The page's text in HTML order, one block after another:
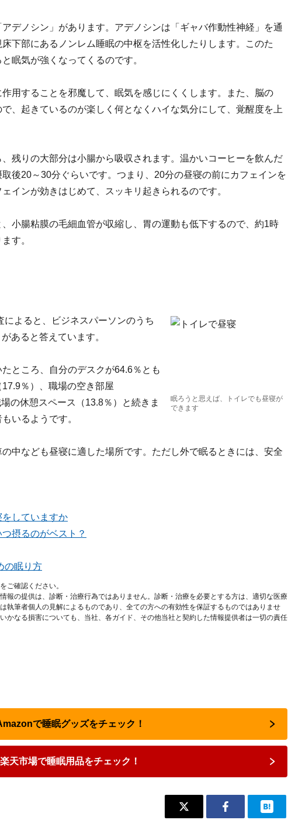
デノシン」があります。アデノシンは「ギャバ作動性神経」を通
下部にあるノンレム睡眠の中枢を活性化したりします。このた
眠気が強くなってくるのです。
用することを邪魔して、眠気を感じにくくします。また、脳の
で、起きているのが楽しく何となくハイな気分にして、覚醒度を上
残りの大部分は小腸から吸収されます。温かいコーヒーを飲んだ
後20～30分ぐらいです。つまり、20分の昼寝の前にカフェインを
インが効きはじめて、スッキリ起きられるのです。
小腸粘膜の毛細血管が収縮し、胃の運動も低下するので、約1時
す。
眠ろうと思えば、トイレでも昼寝が
できます
よると、ビジネスパーソンのうち
あると答えています。
ところ、自分のデスクが64.6％とも
％）、職場の空き部屋
の休憩スペース（13.8％）と続きま
いるようです。
中なども昼寝に適した場所です。ただし外で眠るときには、安全
していますか
摂るのがベスト？
の眠り方
ご確認ください。
報の提供は、診断・治療行為ではありません。診断・治療を必要とする方は、適切な医療
執筆者個人の見解によるものであり、全ての方への有効性を保証するものではありませ
かなる損害についても、当社、各ガイド、その他当社と契約した情報提供者は一切の責任
で睡眠グッズをチェック！
楽天市場で睡眠用品をチェック！